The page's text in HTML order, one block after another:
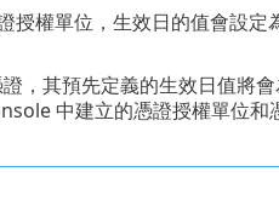
授權單位，生效日的值會設
，其預先定義的生效日值將
中建立的憑證授權單位